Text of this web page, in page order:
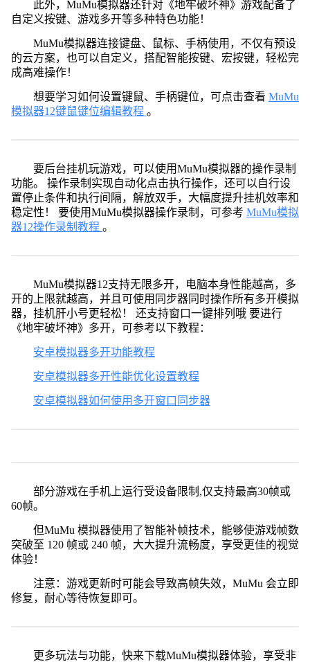
此外，MuMu模拟器还针对《地牢破坏神》游戏配备了
自定义按键、游戏多开等多种特色功能！
MuMu模拟器连接键盘、鼠标、手柄使用，不仅有预设
的云方案，也可以自定义，搭配智能按键、宏按键，轻松完
成高难操作！
想要学习如何设置键鼠、手柄键位，可点击查看 MuMu
模拟器12键鼠键位编辑教程 。
要后台挂机玩游戏，可以使用MuMu模拟器的操作录制
功能。 操作录制实现自动化点击执行操作，还可以自行设
置停止条件和执行间隔，解放双手，大幅度提升挂机效率和
稳定性！ 要使用MuMu模拟器操作录制，可参考 MuMu模拟
器12操作录制教程 。
MuMu模拟器12支持无限多开，电脑本身性能越高，多
开的上限就越高，并且可使用同步器同时操作所有多开模拟
器，挂机肝小号更轻松！ 还支持窗口一键排列哦 要进行
《地牢破坏神》多开，可参考以下教程：
安卓模拟器多开功能教程
安卓模拟器多开性能优化设置教程
安卓模拟器如何使用多开窗口同步器
部分游戏在手机上运行受设备限制,仅支持最高30帧或
60帧。
但MuMu 模拟器使用了智能补帧技术，能够使游戏帧数
突破至 120 帧或 240 帧，大大提升流畅度，享受更佳的视觉
体验！
注意：游戏更新时可能会导致高帧失效，MuMu 会立即
修复，耐心等待恢复即可。
更多玩法与功能，快来下载MuMu模拟器体验，享受非